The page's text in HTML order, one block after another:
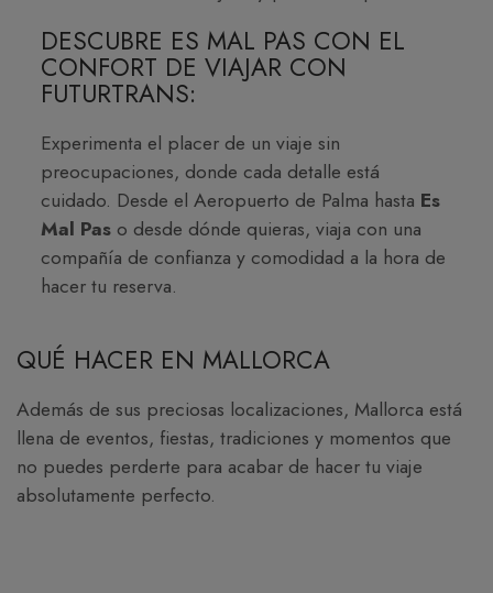
DESCUBRE ES MAL PAS CON EL
CONFORT DE VIAJAR CON
FUTURTRANS:
Experimenta el placer de un viaje sin
preocupaciones, donde cada detalle está
cuidado. Desde el Aeropuerto de Palma hasta Es
Mal Pas o desde dónde quieras, viaja con una
compañía de confianza y comodidad a la hora de
hacer tu reserva.
QUÉ HACER EN MALLORCA
Además de sus preciosas localizaciones, Mallorca está
llena de eventos, fiestas, tradiciones y momentos que
no puedes perderte para acabar de hacer tu viaje
absolutamente perfecto.